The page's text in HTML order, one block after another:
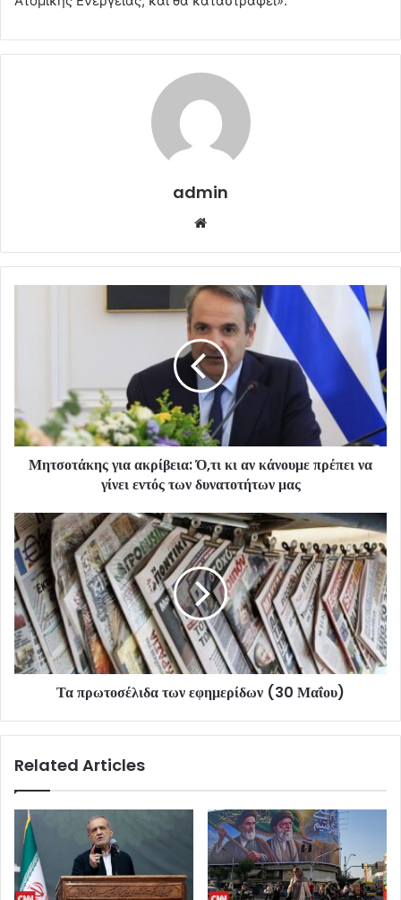
admin
Μητσοτάκης για ακρίβεια: Ό,τι κι αν κάνουμε πρέπει να
γίνει εντός των δυνατοτήτων μας
Τα πρωτοσέλιδα των εφημερίδων (30 Μαΐου)
Related Articles